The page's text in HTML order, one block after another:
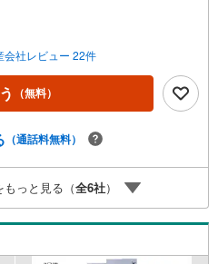
ただけますとスムーズにご案内が
1.ご見学、ご来店後にアンケート記
QUOカードプレゼント（1組様1回
の物件情報をご紹介3.不動産ご購
電システムご検討中のお客様、ご紹
ド3、000円分プレゼント更にご紹介
させて頂きます！詳しくはスタッ
ャイルドスペース、授乳室、ベビ
ァミリーに優しい『あったら良い
ク用浄水サーバー、紙おむつ、ア
屋、各ブースモニター等
会社レビュー 22件
（無料）
（通話料無料）
っと見る（全6社）